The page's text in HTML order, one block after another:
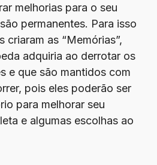
melhorias para o seu
permanentes. Para isso
criaram as “Memórias”,
adquiria ao derrotar os
e que são mantidos com
pois eles poderão ser
para melhorar seu
e algumas escolhas ao